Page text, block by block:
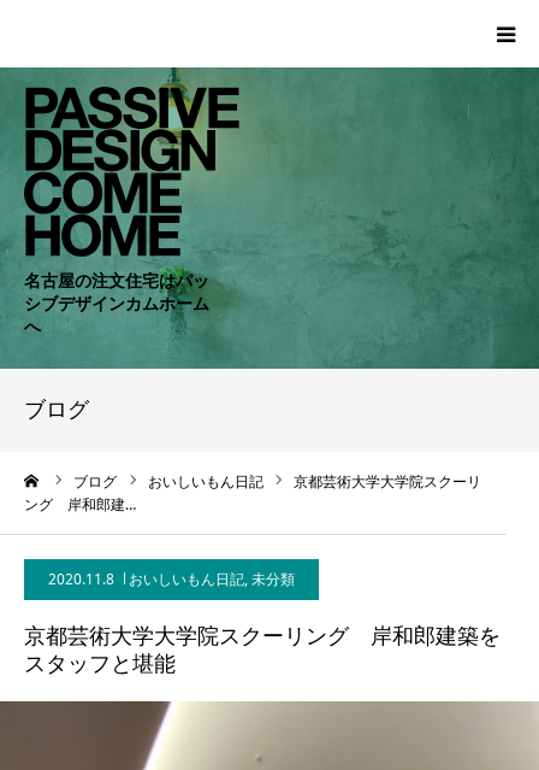
名古屋の注文住宅はパッ
シブデザインカムホーム
へ
ブログ
ブログ おいしいもん日記
京都芸術大学大学院スクーリ
ング 岸和郎建…
2020.11.8 おいしいもん日記,未分類
京都芸術大学大学院スクーリング 岸和郎建築を
スタッフと堪能
HOME
WORKS
COMPANY
CONCEPT
NEWS
BLOG
CONTACT